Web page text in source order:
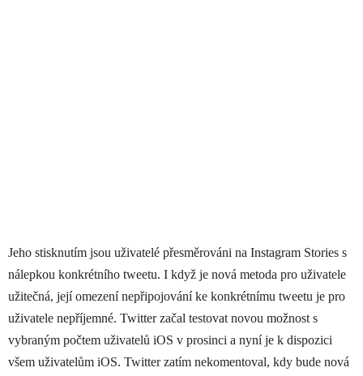
Jeho stisknutím jsou uživatelé přesměrováni na Instagram Stories s
nálepkou konkrétního tweetu. I když je nová metoda pro uživatele
užitečná, její omezení nepřipojování ke konkrétnímu tweetu je pro
uživatele nepříjemné. Twitter začal testovat novou možnost s
vybraným počtem uživatelů iOS v prosinci a nyní je k dispozici
všem uživatelům iOS. Twitter zatím nekomentoval, kdy bude nová